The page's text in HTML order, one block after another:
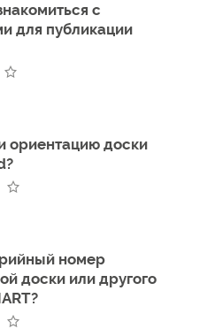
с
для публикации
ориентацию доски
номер
доски или другого